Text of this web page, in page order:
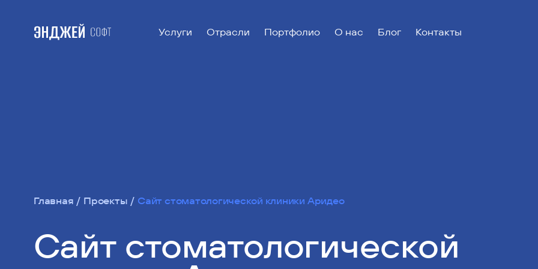
Услуги Отрасли Портфолио О нас Блог Контакты
Главная Проекты Сайт стоматологической клиники Аридео
Сайт стоматологической